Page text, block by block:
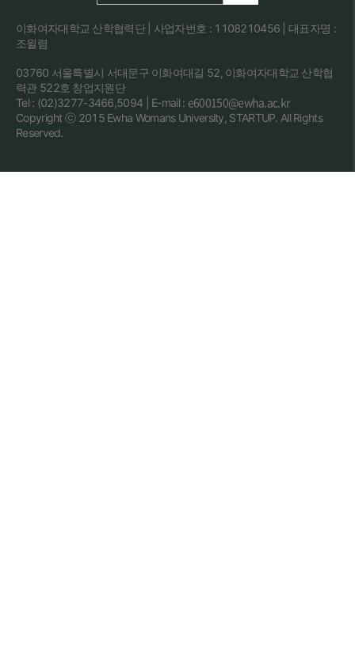
이화여자대학교 산학협력단 | 사업자번호 : 1108210456 | 대표자명 :
조윌렴
03760 서울특별시 서대문구 이화여대길 52, 이화여자대학교 산학협
력관 522호 창업지원단
Tel : (02)3277-3466,5094 | E-mail : e600150@ewha.ac.kr
Copyright ⓒ 2015 Ewha Womans University, STARTUP. All Rights
Reserved.